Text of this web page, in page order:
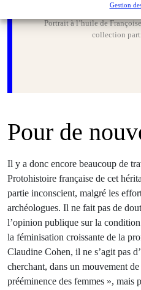
Gestion
Portrait à l’huile de
collection
Pour de
Il y a donc encore beaucoup de
Protohistoire française de cet
partie inconscient, malgré les
archéologues. Il ne fait pas de
l’opinion publique sur la
la féminisation croissante de la
Claudine Cohen, il ne s’agit pas
cherchant, dans un mouvement
prééminence des femmes », mais